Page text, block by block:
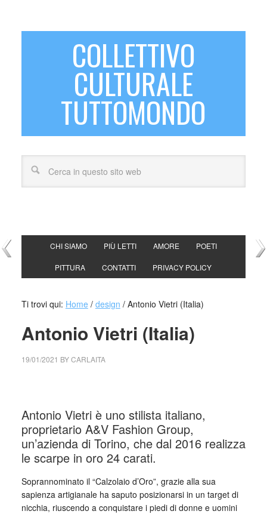
COLLETTIVO
CULTURALE
TUTTOMONDO
CHI SIAMO PIÙ LETTI AMORE POETI
PITTURA CONTATTI PRIVACY POLICY
Ti trovi qui: Home / design /Antonio Vietri (Italia)
Antonio Vietri (Italia)
19/01/2021 BYCARLAITA
Antonio Vietri è uno stilista italiano,
proprietario A&V Fashion Group,
un’azienda di Torino, che dal 2016 realizza
le scarpe in oro 24 carati.
Soprannominato il “Calzolaio d’Oro”, grazie alla sua
sapienza artigianale ha saputo posizionarsi in un target di
nicchia, riuscendo a conquistare i piedi di donne e uomini